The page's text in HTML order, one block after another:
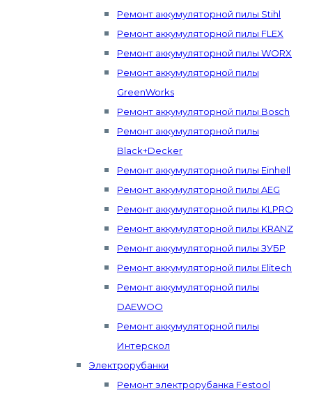
Ремонт аккумуляторной пилы Stihl
Ремонт аккумуляторной пилы FLEX
Ремонт аккумуляторной пилы WORX
Ремонт аккумуляторной пилы
GreenWorks
Ремонт аккумуляторной пилы Bosch
Ремонт аккумуляторной пилы
Black+Decker
Ремонт аккумуляторной пилы Einhell
Ремонт аккумуляторной пилы AEG
Ремонт аккумуляторной пилы KLPRO
Ремонт аккумуляторной пилы KRANZ
Ремонт аккумуляторной пилы ЗУБР
Ремонт аккумуляторной пилы Elitech
Ремонт аккумуляторной пилы
DAEWOO
Ремонт аккумуляторной пилы
Интерскол
Электрорубанки
Ремонт электрорубанка Festool